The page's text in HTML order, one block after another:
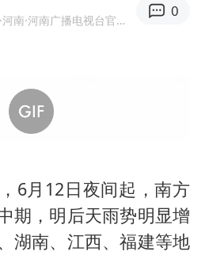
《Monica》填词人黎彼得去世
41岁女子为鼓励女儿考上985研究生
陕西柞水遭遇暴雨五千余户群众转移
·河南 ·河南广播电视台官方网易号
0
6月12日夜间起，南方
期，明后天雨势明显增
湖南、江西、福建等地